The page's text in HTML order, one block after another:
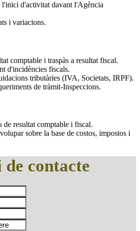
l'inici d'activitat davant l'Agència
i variacions.
comptable i traspàs a resultat fiscal.
d'incidències fiscals.
tributàries (IVA, Societats, IRPF).
de tràmit-Inspeccions.
de resultat comptable i fiscal.
sobre la base de costos, impostos i
contacte